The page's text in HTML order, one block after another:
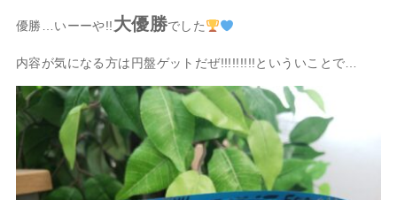
優勝…いーーや!!大優勝でした
内容が気になる方は円盤ゲットだぜ!!!!!!!!!といういことで…